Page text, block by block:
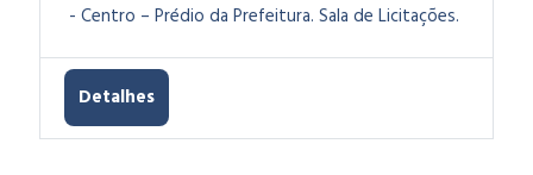
- Centro – Prédio da Prefeitura. Sala de Licitações.
Detalhes